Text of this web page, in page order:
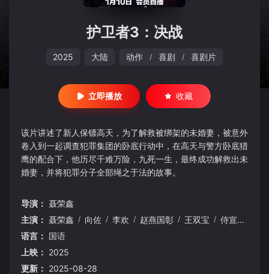
护卫者3：决战
2025 大陆 动作 / 喜剧 / 喜剧片
立即播放 收藏
该片讲述了新人保镖高天，为了解救被绑架的未婚妻，被意外
卷入到一起调查犯罪集团的卧底行动中，在高天与警方卧底猎
鹰的配合下，他历尽千难万险，九死一生，最终成功解救出未
婚妻，并将犯罪分子全部绳之于法的故事。
导演： 聂荣鑫
主演： 聂荣鑫 / 向佐 / 李欢 / 赵燕国彰 / 王双宝 / 侍宣如
语言： 国语
上映： 2025
更新： 2025-08-28